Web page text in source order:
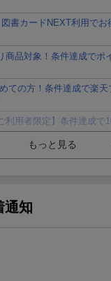
図書カードNEXT利用でお
商品対象！条件達成でポ
めての方！条件達成で楽
利用者限定】条件達成で
キャンペーンの拡散で
通知